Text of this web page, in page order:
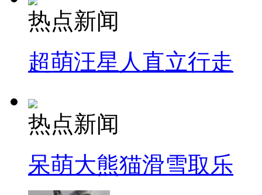
热点新闻
超萌汪星人直立行走
热点新闻
呆萌大熊猫滑雪取乐